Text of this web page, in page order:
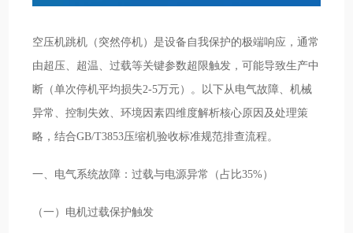
空压机跳机（突然停机）是设备自我保护的极端响应，通常
由超压、超温、过载等关键参数超限触发，可能导致生产中
断（单次停机平均损失2-5万元）。以下从电气故障、机械
异常、控制失效、环境因素四维度解析核心原因及处理策
略，结合GB/T3853压缩机验收标准规范排查流程。
一、电气系统故障：过载与电源异常（占比35%）
（一）电机过载保护触发